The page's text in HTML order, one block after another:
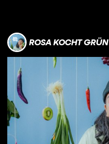
ROSA KOCHT GRÜN